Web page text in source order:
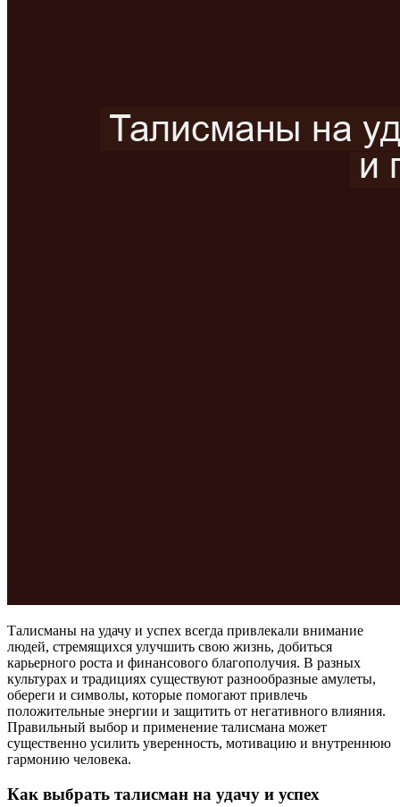
Талисманы на удачу и успех всегда привлекали внимание
людей, стремящихся улучшить свою жизнь, добиться
карьерного роста и финансового благополучия. В разных
культурах и традициях существуют разнообразные амулеты,
обереги и символы, которые помогают привлечь
положительные энергии и защитить от негативного влияния.
Правильный выбор и применение талисмана может
существенно усилить уверенность, мотивацию и внутреннюю
гармонию человека.
Как выбрать талисман на удачу и успех